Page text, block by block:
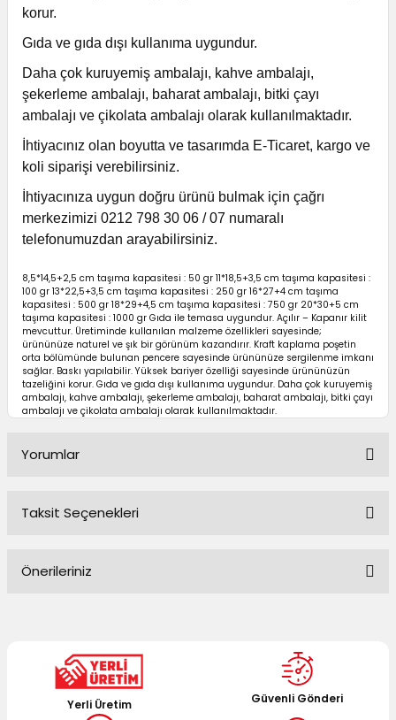
korur.
Gıda ve gıda dışı kullanıma uygundur.
Daha çok kuruyemiş ambalajı, kahve ambalajı,
şekerleme ambalajı, baharat ambalajı, bitki çayı
ambalajı ve çikolata ambalajı olarak kullanılmaktadır.
İhtiyacınız olan boyutta ve tasarımda E-Ticaret, kargo ve
koli siparişi verebilirsiniz.
İhtiyacınıza uygun doğru ürünü bulmak için çağrı
merkezimizi 0212 798 30 06 / 07 numaralı
telefonumuzdan arayabilirsiniz.
8,5*14,5+2,5 cm taşıma kapasitesi : 50 gr 11*18,5+3,5 cm taşıma kapasitesi :
100 gr 13*22,5+3,5 cm taşıma kapasitesi : 250 gr 16*27+4 cm taşıma
kapasitesi : 500 gr 18*29+4,5 cm taşıma kapasitesi : 750 gr 20*30+5 cm
taşıma kapasitesi : 1000 gr Gıda ile temasa uygundur. Açılır – Kapanır kilit
mevcuttur. Üretiminde kullanılan malzeme özellikleri sayesinde;
ürününüze naturel ve şık bir görünüm kazandırır. Kraft kaplama poşetin
orta bölümünde bulunan pencere sayesinde ürününüze sergilenme imkanı
sağlar. Baskı yapılabilir. Yüksek bariyer özelliği sayesinde ürününüzün
tazeliğini korur. Gıda ve gıda dışı kullanıma uygundur. Daha çok kuruyemiş
ambalajı, kahve ambalajı, şekerleme ambalajı, baharat ambalajı, bitki çayı
ambalajı ve çikolata ambalajı olarak kullanılmaktadır.
Yorumlar
Taksit Seçenekleri
Önerileriniz
kullanarak tarafımıza iletebilirsiniz.
Görüş ve önerileriniz için teşekkür ederiz.
Ürün resmi kalitesiz, bozuk veya görüntülenemiyor.
Yerli Üretim Güvenli Gönderi